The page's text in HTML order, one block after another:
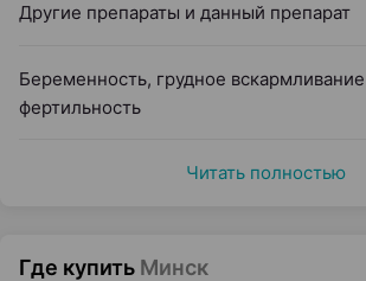
Другие препараты и данный препарат
Беременность, грудное
фертильность
Читать полностью
Где купить Минск